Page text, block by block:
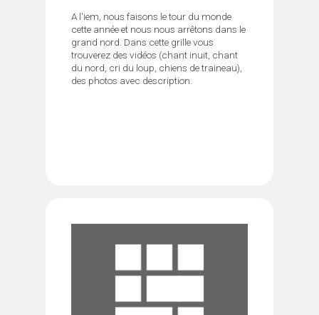
A l'iem, nous faisons le tour du monde
cette année et nous nous arrêtons dans le
grand nord. Dans cette grille vous
trouverez des vidéos (chant inuit, chant
du nord, cri du loup, chiens de traineau),
des photos avec description.